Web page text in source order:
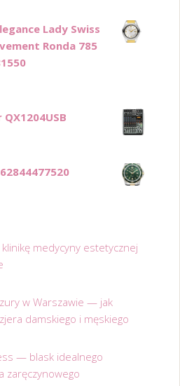
Lady Swiss
Ronda 785
klinikę medycyny estetycznej
w Warszawie — jak
damskiego i męskiego
— blask idealnego
zaręczynowego